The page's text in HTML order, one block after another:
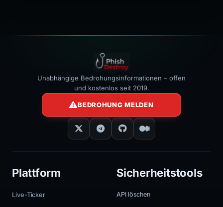
Unabhängige Bedrohungsinformationen – offen
und kostenlos seit 2019.
BEDROHUNG MELDEN
Plattform
Live-Ticker
Sicherheitstools
API löschen